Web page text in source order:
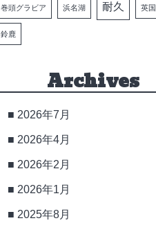
巻頭グラビア 浜名湖 耐久 英国
鈴鹿
Archives
2026年7月
2026年4月
2026年2月
2026年1月
2025年8月